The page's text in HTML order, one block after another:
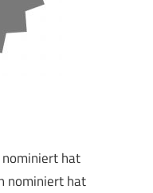
nominiert hat
nominiert hat